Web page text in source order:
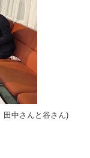
中さんと谷さん)